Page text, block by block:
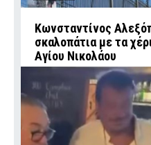
Κωνσταντίνος
σκαλοπάτια με τα
Αγίου Νικολάου